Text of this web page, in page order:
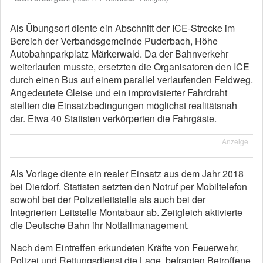
Als Übungsort diente ein Abschnitt der ICE-Strecke im
Bereich der Verbandsgemeinde Puderbach, Höhe
Autobahnparkplatz Märkerwald. Da der Bahnverkehr
weiterlaufen musste, ersetzten die Organisatoren den ICE
durch einen Bus auf einem parallel verlaufenden Feldweg.
Angedeutete Gleise und ein improvisierter Fahrdraht
stellten die Einsatzbedingungen möglichst realitätsnah
dar. Etwa 40 Statisten verkörperten die Fahrgäste.
Anzeige
Als Vorlage diente ein realer Einsatz aus dem Jahr 2018
bei Dierdorf. Statisten setzten den Notruf per Mobiltelefon
sowohl bei der Polizeileitstelle als auch bei der
Integrierten Leitstelle Montabaur ab. Zeitgleich aktivierte
die Deutsche Bahn ihr Notfallmanagement.
Nach dem Eintreffen erkundeten Kräfte von Feuerwehr,